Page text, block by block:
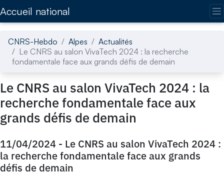
Accueil national
CNRS-Hebdo Alpes
Actualités
Le CNRS au salon VivaTech 2024 : la recherche
fondamentale face aux grands défis de demain
Le CNRS au salon VivaTech 2024 : la
recherche fondamentale face aux
grands défis de demain
11/04/2024 - Le CNRS au salon VivaTech 2024 :
la recherche fondamentale face aux grands
défis de demain